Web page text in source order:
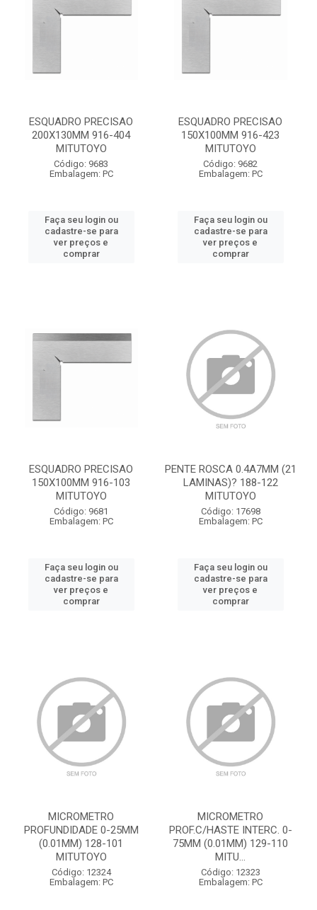
ESQUADRO PRECISAO
200X130MM 916-404
MITUTOYO
Código: 9683
Embalagem: PC
Faça seu login ou
cadastre-se para
ver preços e
comprar
ESQUADRO PRECISAO
150X100MM 916-423
MITUTOYO
Código: 9682
Embalagem: PC
Faça seu login ou
cadastre-se para
ver preços e
comprar
ESQUADRO PRECISAO
150X100MM 916-103
MITUTOYO
Código: 9681
Embalagem: PC
Faça seu login ou
cadastre-se para
ver preços e
comprar
PENTE ROSCA 0.4A7MM (21
LAMINAS)? 188-122
MITUTOYO
Código: 17698
Embalagem: PC
Faça seu login ou
cadastre-se para
ver preços e
comprar
MICROMETRO
PROFUNDIDADE 0-25MM
(0.01MM) 128-101
MITUTOYO
Código: 12324
Embalagem: PC
MICROMETRO
PROF.C/HASTE INTERC. 0-
75MM (0.01MM) 129-110
MITU...
Código: 12323
Embalagem: PC